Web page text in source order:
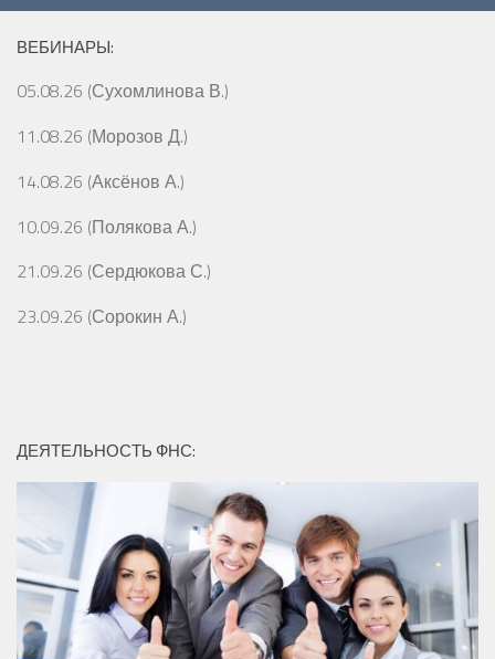
ВЕБИНАРЫ:
05.08.26 (Сухомлинова В.)
11.08.26 (Морозов Д.)
14.08.26 (Аксёнов А.)
10.09.26 (Полякова А.)
21.09.26 (Сердюкова С.)
23.09.26 (Сорокин А.)
ДЕЯТЕЛЬНОСТЬ ФНС: